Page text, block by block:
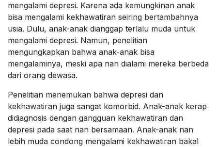
mengalami depresi. Karena ada kemungkinan anak
bisa mengalami kekhawatiran seiring bertambahnya
usia. Dulu, anak-anak dianggap terlalu muda untuk
mengalami depresi. Namun, penelitian
mengungkapkan bahwa anak-anak bisa
mengalaminya, meski apa nan dialami mereka berbeda
dari orang dewasa.
Penelitian menemukan bahwa depresi dan
kekhawatiran juga sangat komorbid. Anak-anak kerap
didiagnosis dengan gangguan kekhawatiran dan
depresi pada saat nan bersamaan. Anak-anak nan
lebih muda condong mengalami kekhawatiran bakal